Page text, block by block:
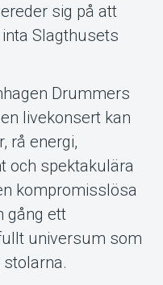
sig på att
Slagthusets
Drummers
livekonsert kan
rå energi,
och spektakulära
kompromisslösa
gång ett
universum som